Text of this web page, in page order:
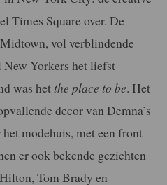
Times Square over. De
vol verblindende
Yorkers het liefst
was hetthe place to be. Het
decor van Demna’s
modehuis, met een front
er ook bekende gezichten
Tom Brady en